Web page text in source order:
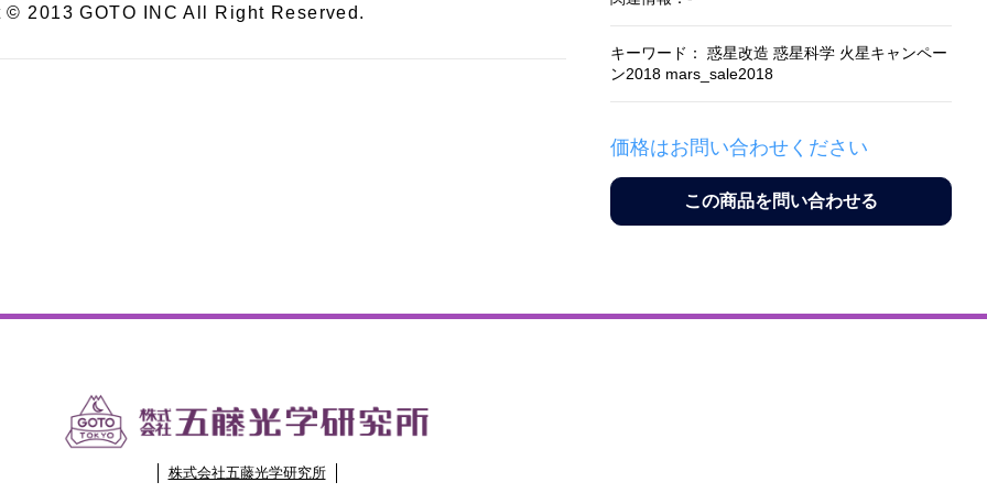
© 2013 GOTO INC All Right Reserved.
キーワード： 惑星改造 惑星科学 火星キャンペー
ン2018 mars_sale2018
価格はお問い合わせください
この商品を問い合わせる
株式会社五藤光学研究所